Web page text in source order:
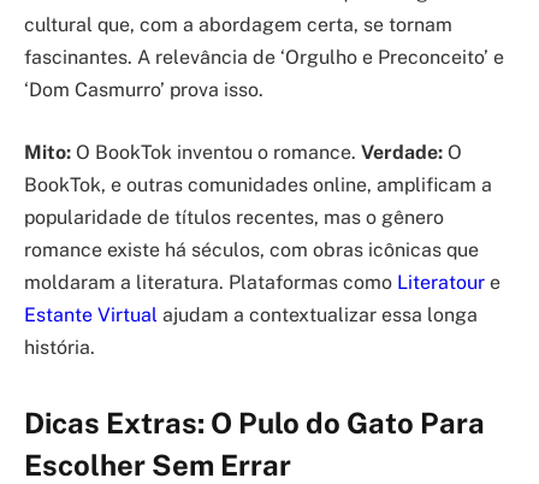
cultural que, com a abordagem certa, se tornam
fascinantes. A relevância de ‘Orgulho e Preconceito’ e
‘Dom Casmurro’ prova isso.
Mito: O BookTok inventou o romance. Verdade: O
BookTok, e outras comunidades online, amplificam a
popularidade de títulos recentes, mas o gênero
romance existe há séculos, com obras icônicas que
moldaram a literatura. Plataformas como Literatour e
Estante Virtual ajudam a contextualizar essa longa
história.
Dicas Extras: O Pulo do Gato Para
Escolher Sem Errar